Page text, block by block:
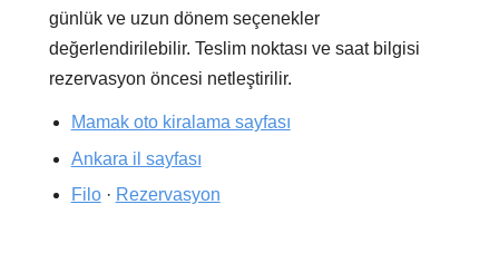
günlük ve uzun dönem seçenekler
değerlendirilebilir. Teslim noktası ve saat bilgisi
rezervasyon öncesi netleştirilir.
Mamak oto kiralama sayfası
Ankara il sayfası
Filo· Rezervasyon